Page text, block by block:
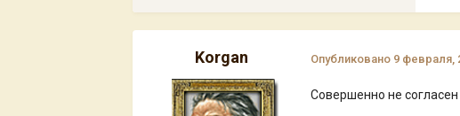
Korgan Опубликовано 9 февраля,
Совершенно не